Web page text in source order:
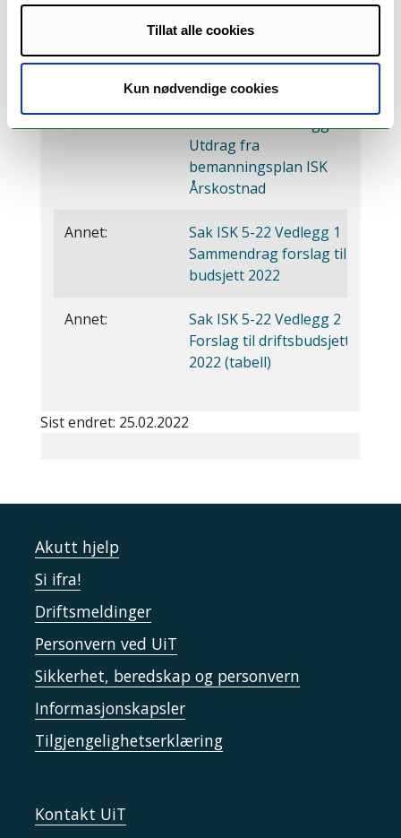
Tillat alle cookies
Kun nødvendige cookies
undervisnings- og
veiledningsbehov per
utdanning
Annet:
Sak ISK 4-22 Vedlegg 3
Utdrag fra
bemanningsplan ISK
Årskostnad
Annet:
Sak ISK 5-22 Vedlegg 1
Sammendrag forslag til
budsjett 2022
Annet:
Sak ISK 5-22 Vedlegg 2
Forslag til driftsbudsjett
2022 (tabell)
Sist endret: 25.02.2022
Akutt hjelp
Si ifra!
Driftsmeldinger
Personvern ved UiT
Sikkerhet, beredskap og personvern
Informasjonskapsler
Tilgjengelighetserklæring
Kontakt UiT